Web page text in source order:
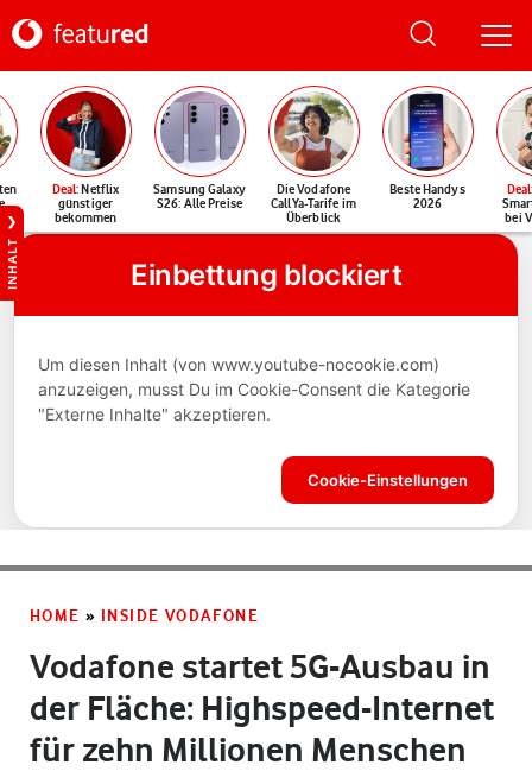
Deal: Netflix
günstiger
bekommen
Samsung Galaxy
S26: Alle Preise
Die Vodafone
CallYa-Tarife im
Überblick
Beste Handys
2026
Deal
bei
INHALT
HOME » INSIDE VODAFONE
Vodafone startet 5G-Ausbau in
der Fläche: Highspeed-Internet
für zehn Millionen Menschen